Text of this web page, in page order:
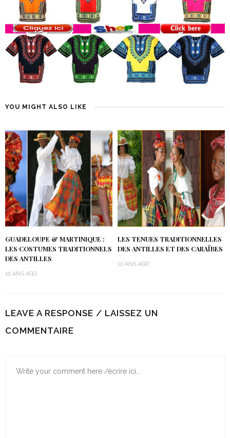
YOU MIGHT ALSO LIKE
GUADELOUPE & MARTINIQUE :
LES COSTUMES TRADITIONNELS
DES ANTILLES
10 ANS AGO
LES TENUES TRADITIONNELLES
DES ANTILLES ET DES CARAÏBES
10 ANS AGO
LEAVE A RESPONSE / LAISSEZ UN
COMMENTAIRE